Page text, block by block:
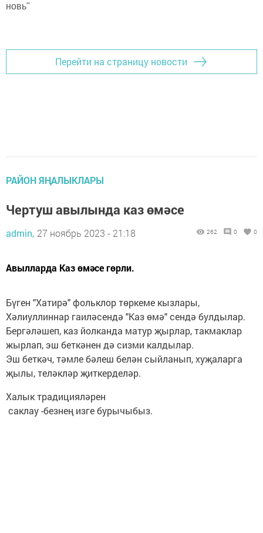
новь"
Перейти на страницу новости
РАЙОН ЯҢАЛЫКЛАРЫ
Чертуш авылында каз өмәсе
admin, 27 ноябрь 2023 - 21:18 262 0 0
Авылларда Каз өмәсе гөрли.
Бүген "Хатирә" фольклор төркеме кызлары,
Хәлиуллиннар гаиләсендә "Каз өмә" сендә булдылар.
Бергәләшеп, каз йолканда матур җырлар, такмаклар
жырлап, эш беткәнен дә сизми калдылар.
Эш беткәч, тәмле бәлеш белән сыйланып, хуҗаларга
җылы, теләкләр җиткерделәр.
Халык традицияләрен
саклау -безнең изге бурычыбыз.